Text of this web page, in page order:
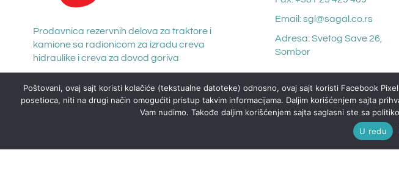
Prodavnica rezervnih delova za traktore i
kamione sa radionicom za izradu creva
hidraulike i creva za dovod goriva
Email: sgl@sagal.co.rs
Adresa: Svetog Save 26,
Sombor
Poštovani, ovaj sajt koristi kolačiće (tekstualne datoteke) odnosno, ovaj sajt koristi Facebook
posetioca, niti na drugi način omogućiti pristup takvim informacijama. Daljim korišćenjem sajta
Vam nudimo. Takođe daljim korišćenjem sajta saglasni ste sa
U redu